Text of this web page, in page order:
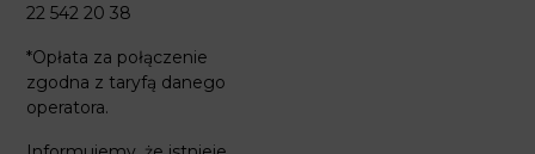
22 542 20 38
*Opłata za połączenie
zgodna z taryfą danego
operatora.